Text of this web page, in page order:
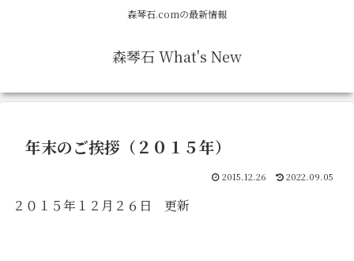
森琴石.comの最新情報
森琴石 What's New
年末のご挨拶（２０１５年）
2015.12.26 2022.09.05
２０１５年１２月２６日 更新